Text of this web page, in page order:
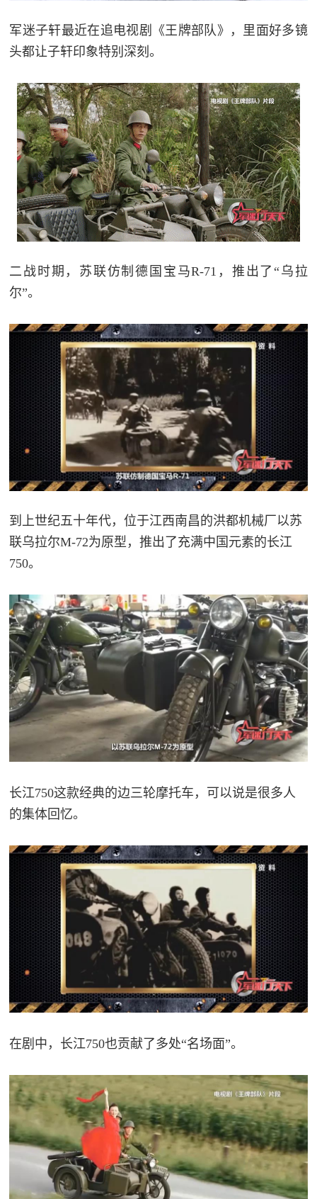
全
民
防
子
兵
子
弟
兵
国
防
动
员
国
动
人
民
空
人
民
防
空
防
智
库
国
智
库
英
雄
模
英
雄
模
范
退
役
军
人
风
退
人
风
采
退
军
人
服
务
退
役
军
人
务
文
化
国
防
化
国
防
红
色
文
军迷子轩最近在追电视剧《王牌部队》，里面好多镜
头都让子轩印象特别深刻。
二战时期，苏联仿制德国宝马R-71，推出了“乌拉
尔”。
到上世纪五十年代，位于江西南昌的洪都机械厂以苏
联乌拉尔M-72为原型，推出了充满中国元素的长江
750。
长江750这款经典的边三轮摩托车，可以说是很多人
的集体回忆。
在剧中，长江750也贡献了多处“名场面”。